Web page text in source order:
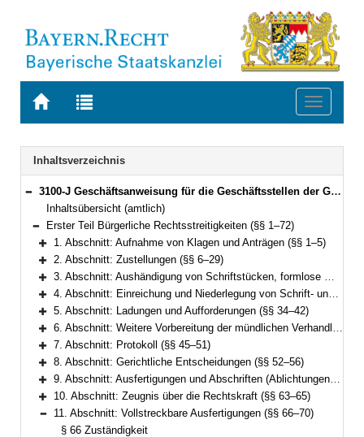
Zur
BAYERN.RECHT
Zur
letzten
Suche
Toggle
Navigation
Inhaltsverzeichnis
Bereich reduzieren
3100-J Geschäftsanweisung für die Geschäftsstellen der Gerichte in bürgerlichen Rechtsstreitigkeiten, Zwangsvollstreckungs- und Insolvenzverfahren (GAbRZwIns) Bekanntmachung des Bayerischen Staatsministeriums der Justiz und für Verbraucherschutz vom 2. November 2010, Az. 1463 - I - 3789/2008 (JMBl. S. 110) (§§ 1–90)
Inhaltsübersicht (amtlich)
Bereich reduzieren
Erster Teil Bürgerliche Rechtsstreitigkeiten (§§ 1–72)
Bereich erweitern
1. Abschnitt: Aufnahme von Klagen und Anträgen (§§ 1–5)
Bereich erweitern
2. Abschnitt: Zustellungen (§§ 6–29)
Bereich erweitern
3. Abschnitt: Aushändigung von Schriftstücken, formlose Mitteilungen (§§ 30–31)
Bereich erweitern
4. Abschnitt: Einreichung und Niederlegung von Schrift- und Beweisstücken (§§ 32–33)
Bereich erweitern
5. Abschnitt: Ladungen und Aufforderungen (§§ 34–42)
Bereich erweitern
6. Abschnitt: Weitere Vorbereitung der mündlichen Verhandlung (§§ 43–44)
Bereich erweitern
7. Abschnitt: Protokoll (§§ 45–51)
Bereich erweitern
8. Abschnitt: Gerichtliche Entscheidungen (§§ 52–56)
Bereich erweitern
9. Abschnitt: Ausfertigungen und Abschriften (Ablichtungen) von Entscheidungen und Vergleichen (§§ 57–62)
Bereich erweitern
10. Abschnitt: Zeugnis über die Rechtskraft (§§ 63–65)
Bereich reduzieren
11. Abschnitt: Vollstreckbare Ausfertigungen (§§ 66–70)
§ 66 Zuständigkeit